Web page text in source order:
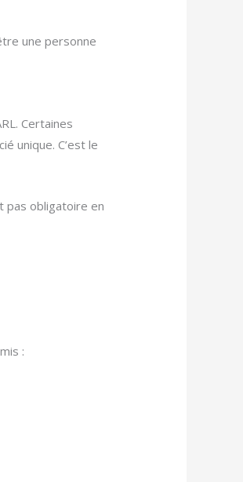
une personne
Certaines
unique. C’est le
pas obligatoire en
: